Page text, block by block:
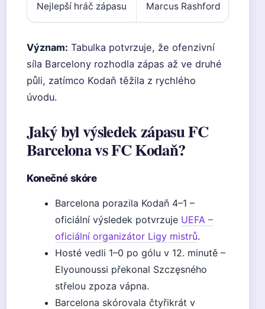
Nejlepší hráč zápasu Marcus Rashford
Význam: Tabulka potvrzuje, že ofenzivní
síla Barcelony rozhodla zápas až ve druhé
půli, zatímco Kodaň těžila z rychlého
úvodu.
Jaký byl výsledek zápasu FC
Barcelona vs FC Kodaň?
Konečné skóre
Barcelona porazila Kodaň 4–1 –
oficiální výsledek potvrzuje UEFA –
oficiální organizátor Ligy mistrů.
Hosté vedli 1–0 po gólu v 12. minutě –
Elyounoussi překonal Szczęsného
střelou zpoza vápna.
Barcelona skórovala čtyřikrát v